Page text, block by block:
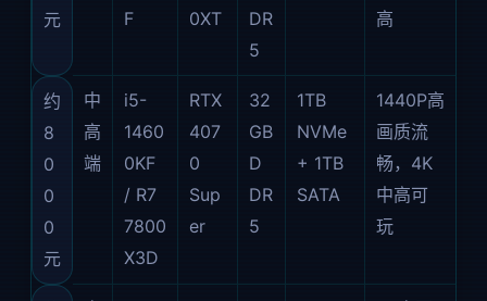
元
F
0XT
DR
5
高
约
8
0
0
0
元
中
高
端
i5-
1460
0KF
/ R7
7800
X3D
RTX
407
0
Sup
er
32
GB
D
DR
5
1TB
NVMe
+ 1TB
SATA
1440P高
画质流
畅，4K
中高可
玩